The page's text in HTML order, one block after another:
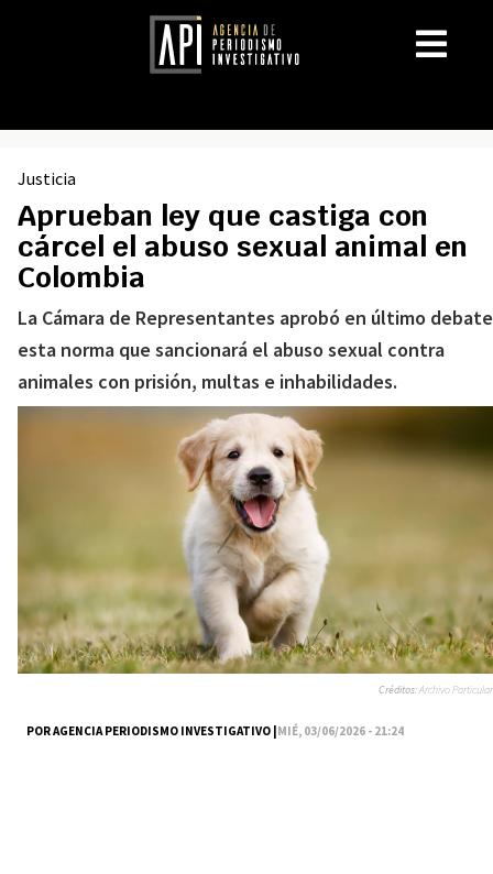
Justicia
Aprueban ley que castiga con
cárcel el abuso sexual animal en
Colombia
La Cámara de Representantes aprobó en último debate
esta norma que sancionará el abuso sexual contra
animales con prisión, multas e inhabilidades.
POR AGENCIA PERIODISMO INVESTIGATIVO |MIÉ, 03/06/2026 - 21:24
Créditos:Archivo Particular